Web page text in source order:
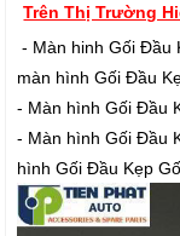
Trên Thị Trường
- Màn hinh Gối Đầu
màn hình Gối Đầu
- Màn hình Gối Đầu
- Màn hình Gối Đầu
hình Gối Đầu Kẹp